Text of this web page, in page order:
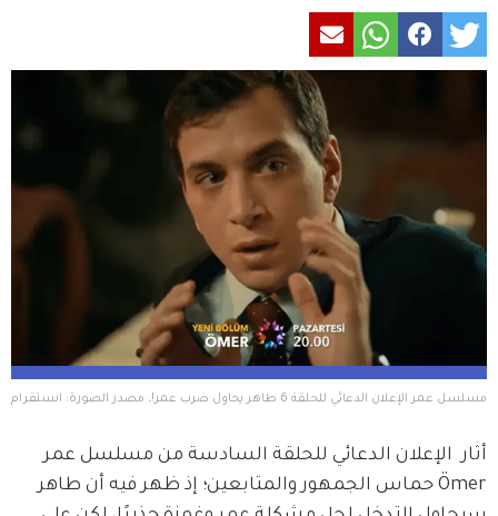
مسلسل عمر الإعلان الدعائي للحلقة 6 طاهر يحاول ضرب عمر!، مصدر الصورة: انستقرام
أثار  الإعلان الدعائي للحلقة السادسة من مسلسل عمر
Ömer حماس الجمهور والمتابعين؛ إذ ظهر فيه أن طاهر